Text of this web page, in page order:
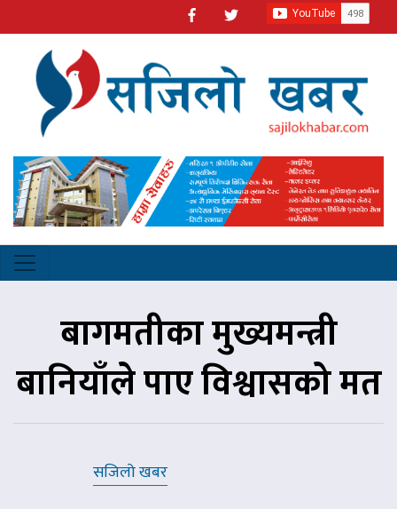
बागमतीका मुख्यमन्त्री
बानियाँले पाए विश्वासको मत
सजिलो खबर